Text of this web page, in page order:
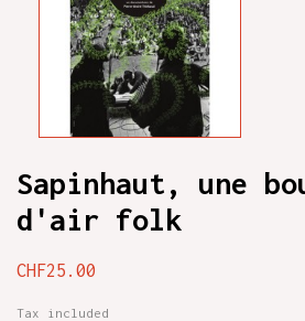
Sapinhaut, une
d'air folk
CHF25.00
Tax included